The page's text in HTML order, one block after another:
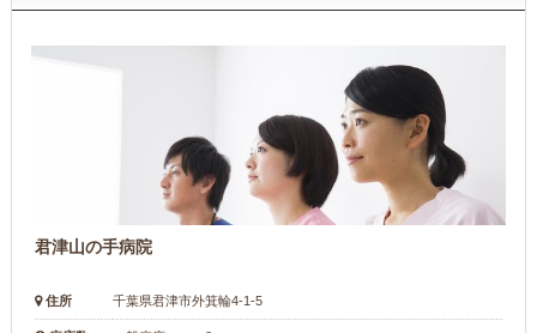
君津山の手病院
住所 千葉県君津市外箕輪4-1-5